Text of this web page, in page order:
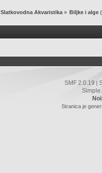
Slatkovodna Akvaristika» Biljke i alge
SMF 2.0.19 |
Simple
Stranica je